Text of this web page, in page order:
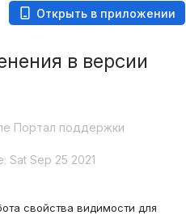
Открыть в приложении
в версии
Портал поддержки
Sat Sep 25 2021
свойства видимости для